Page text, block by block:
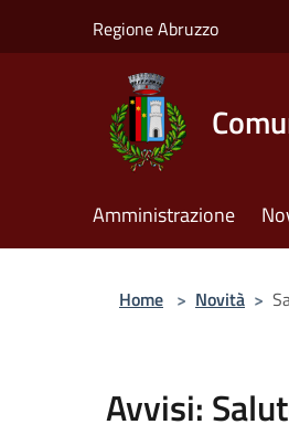
Regione Abruzzo
Amministrazione
Home > Novità >
Avvisi: